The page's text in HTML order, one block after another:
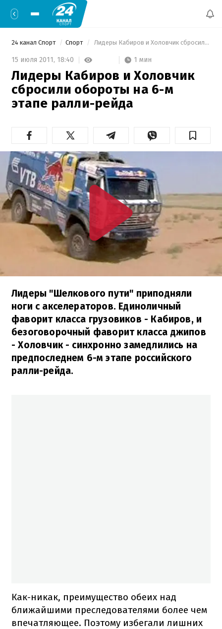
24 канал Спорт Спорт Лидеры Кабиров и Холовчик сбросили обороты на 6-м этапе ралли-рейда
15 июля 2011, 18:40 1 мин
Лидеры Кабиров и Холовчик
сбросили обороты на 6-м
этапе ралли-рейда
Лидеры "Шелкового пути" приподняли
ноги с акселераторов. Единоличный
фаворит класса грузовиков - Кабиров, и
безоговорочный фаворит класса джипов
- Холовчик - синхронно замедлились на
предпоследнем 6-м этапе российского
ралли-рейда.
Как-никак, преимущество обеих над
ближайшими преследователями более чем
впечатляющее. Поэтому избегали лишних